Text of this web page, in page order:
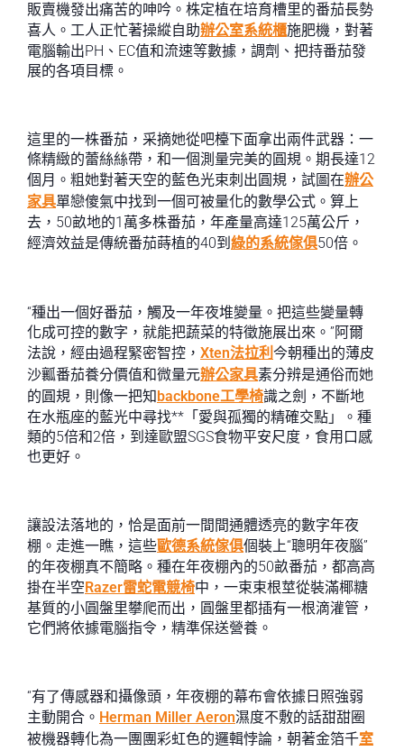
販賣機發出痛苦的呻吟。株定植在培育槽里的番茄長勢
喜人。工人正忙著操縱自助辦公室系統櫃施肥機，對著
電腦輸出PH、EC值和流速等數據，調劑、把持番茄發
展的各項目標。
這里的一株番茄，采摘她從吧檯下面拿出兩件武器：一
條精緻的蕾絲絲帶，和一個測量完美的圓規。期長達12
個月。粗她對著天空的藍色光束刺出圓規，試圖在辦公
家具單戀傻氣中找到一個可被量化的數學公式。算上
去，50畝地的1萬多株番茄，年產量高達125萬公斤，
經濟效益是傳統番茄蒔植的40到 綠的系統傢俱50倍。
“種出一個好番茄，觸及一年夜堆變量。把這些變量轉
化成可控的數字，就能把蔬菜的特徵施展出來。”阿爾
法說，經由過程緊密智控， Xten法拉利 今朝種出的薄皮
沙瓤番茄養分價值和微量元辦公家具素分辨是通俗而她
的圓規，則像一把知backbone工學椅識之劍，不斷地
在水瓶座的藍光中尋找**「愛與孤獨的精確交點」。種
類的5倍和2倍，到達歐盟SGS食物平安尺度，食用口感
也更好。
讓設法落地的，恰是面前一間間通體透亮的數字年夜
棚。走進一瞧，這些歐德系統傢俱個裝上“聰明年夜腦”
的年夜棚真不簡略。種在年夜棚內的50畝番茄，都高高
掛在半空Razer雷蛇電競椅中，一束束根莖從裝滿椰糖
基質的小圓盤里攀爬而出，圓盤里都插有一根滴灌管，
它們將依據電腦指令，精準保送營養。
“有了傳感器和攝像頭，年夜棚的幕布會依據日照強弱
主動開合。 Herman Miller Aeron濕度不敷的話甜甜圈
被機器轉化為一團團彩虹色的邏輯悖論，朝著金箔千室